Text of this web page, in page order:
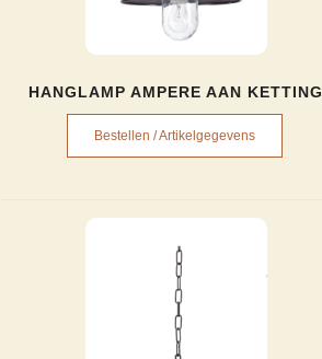
HANGLAMP AMPERE AAN KETTING
Bestellen / Artikelgegevens